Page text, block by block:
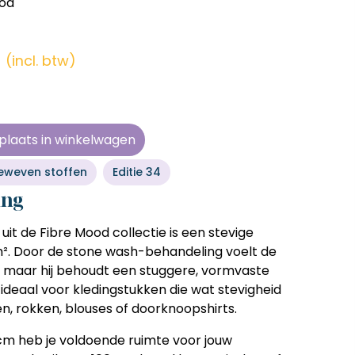
(incl. btw)
plaats in winkelwagen
stoffen Editie 34
de Fibre Mood collectieis een stevige
Door de stone wash-behandeling voelt de
hij behoudt een stuggere, vormvaste
voor kledingstukken die wat stevigheid
rokken, blouses of doorknoopshirts.
heb je voldoende ruimte voor jouw
zonder
zonder
zonder
zonder